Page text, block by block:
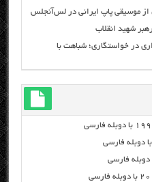
از موسیقی پاپ ایرانی در لس‌آنجلس
در خواستگاری؛ شباهت با